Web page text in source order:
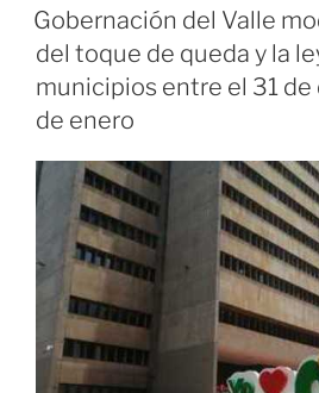
el
cierre
de
fronteras
el
junio»
EL
Gobernación del Valle
del toque de queda y la
municipios entre el 31
de enero